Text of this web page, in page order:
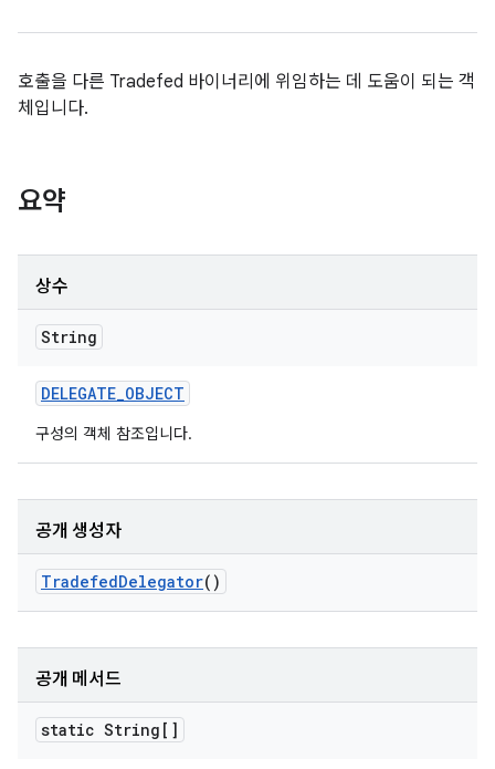
호출을 다른 Tradefed 바이너리에 위임하는 데 도움이 되는 객
체입니다.
요약
상수
String
DELEGATE_OBJECT
구성의 객체 참조입니다.
공개 생성자
TradefedDelegator()
공개 메서드
static String[]